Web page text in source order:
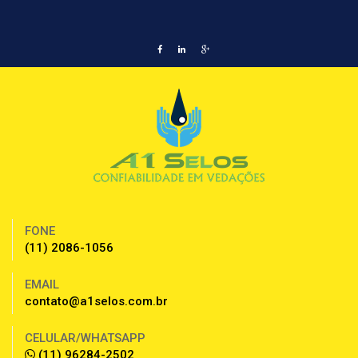
FONE
(11) 2086-1056
EMAIL
contato@a1selos.com.br
CELULAR/WHATSAPP
(11) 96284-2502